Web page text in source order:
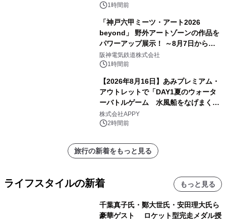
ン1時間前
「神戸六甲ミーツ・アート2026
beyond」 野外アートゾーンの作品を
パワーアップ展示！ ～8月7日からは
直前割パスポートを販売～
阪神電気鉄道株式会社
1時間前
【2026年8月16日】あみプレミアム・
アウトレットで「DAY1夏のウォータ
ーバトルゲーム 水風船をなげまくろ
う！」を開催
株式会社APPY
2時間前
旅行の新着をもっと見る
ライフスタイルの新着 もっと見る
千葉真子氏・鄭大世氏・安田理大氏ら
豪華ゲスト ロケット型完走メダル授